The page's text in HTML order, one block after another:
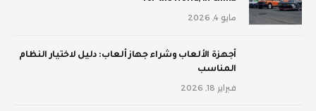
مايو 4, 2026
أجهزة الألعاب وشراء جهاز ألعاب: دليل لاختيار النظام
المناسب
فبراير 18, 2026